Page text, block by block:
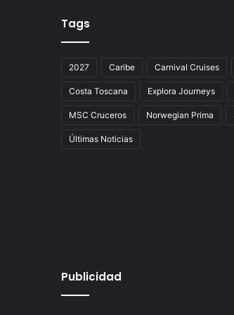
Tags
2027 Caribe Carnival Cruises
Costa Toscana Explora Journeys
MSC Cruceros Norwegian Prima
Últimas Noticias
Publicidad